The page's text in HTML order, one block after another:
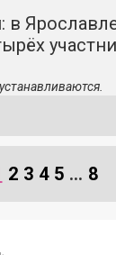
в
2 3 4 5 ... 8